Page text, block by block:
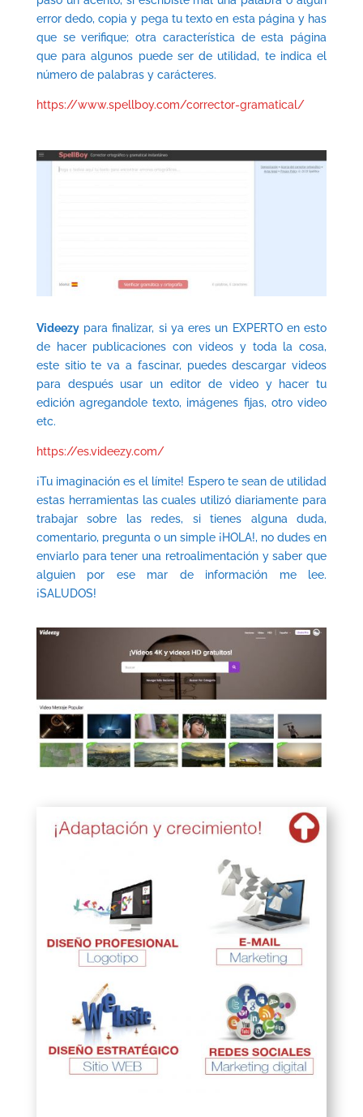
error dedo, copia y pega tu texto en esta página y has
que se verifique; otra característica de esta página
que para algunos puede ser de utilidad, te indica el
número de palabras y carácteres.
https://www.spellboy.com/corrector-gramatical/
Videezypara finalizar, si ya eres un EXPERTO en esto
de hacer publicaciones con videos y toda la cosa,
este sitio te va a fascinar, puedes descargar videos
para después usar un editor de video y hacer tu
edición agregandole texto, imágenes fijas, otro video
etc.
https://es.videezy.com/
¡Tu imaginación es el límite! Espero te sean de utilidad
estas herramientas las cuales utilizó diariamente para
trabajar sobre las redes, si tienes alguna duda,
comentario, pregunta o un simple ¡HOLA!, no dudes en
enviarlo para tener una retroalimentación y saber que
alguien por ese mar de información me lee.
¡SALUDOS!